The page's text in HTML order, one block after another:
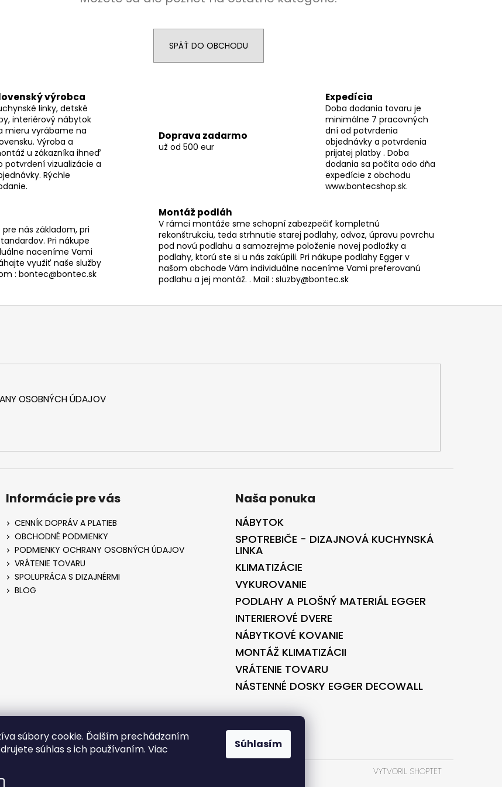
súbory cookie. Ďalším prechádzaním
súhlas s ich používaním. Viac
Súhlasím
SPÄŤ DO OBCHODU
výrobca
linky, detské
interiérový nábytok
mieru vyrábame na
Výroba a
u zákazníka ihneď
potvrdení vizualizácie a
Rýchle
Doprava zadarmo
už od 500 eur
Expedícia
Doba dodania tovaru je
minimálne 7 pracovných
dní od potvrdenia
objednávky a potvrdenia
prijatej platby . Doba
dodania sa počíta odo dňa
expedície z obchodu
www.bontecshop.sk.
nás základom, pri
Pri nákupe
naceníme Vami
využiť naše služby
: bontec@bontec.sk
Montáž podláh
V rámci montáže sme schopní zabezpečiť kompletnú
rekonštrukciu, teda strhnutie starej podlahy, odvoz, úpravu povrchu
pod novú podlahu a samozrejme položenie novej podložky a
podlahy, ktorú ste si u nás zakúpili. Pri nákupe podlahy Egger v
našom obchode Vám individuálne naceníme Vami preferovanú
podlahu a jej montáž. . Mail : sluzby@bontec.sk
OSOBNÝCH ÚDAJOV
Informácie pre vás
CENNÍK DOPRÁV A PLATIEB
OBCHODNÉ PODMIENKY
PODMIENKY OCHRANY OSOBNÝCH ÚDAJOV
VRÁTENIE TOVARU
SPOLUPRÁCA S DIZAJNÉRMI
BLOG
Naša ponuka
NÁBYTOK
SPOTREBIČE - DIZAJNOVÁ KUCHYNSKÁ
LINKA
KLIMATIZÁCIE
VYKUROVANIE
PODLAHY A PLOŠNÝ MATERIÁL EGGER
INTERIEROVÉ DVERE
NÁBYTKOVÉ KOVANIE
MONTÁŽ KLIMATIZÁCII
VRÁTENIE TOVARU
NÁSTENNÉ DOSKY EGGER DECOWALL
SPOLUPRÁCI S KVALITNYESHOP.SK VYTVORENÉ V SPOLUPRÁCI S BONTEC.SK
VYTVORIL SHOPTET